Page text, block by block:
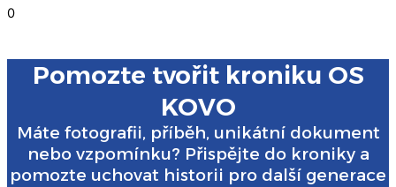
0
Pomozte tvořit kroniku OS
KOVO
Máte fotografii, příběh, unikátní dokument
nebo vzpomínku? Přispějte do kroniky a
pomozte uchovat historii pro další generace